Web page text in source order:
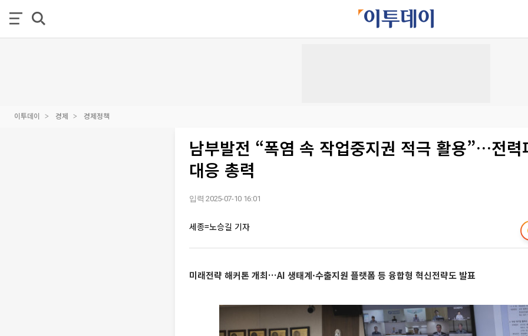
이투데이 경제 경제정책
남부발전 “폭염 속 작업중지권 적극 활용”…전력
대응 총력
입력 2025-07-10 16:01
세종=노승길 기자
미래전략 해커톤 개최…AI 생태계·수출지원 플랫폼 등 융합형 혁신전략도 발표